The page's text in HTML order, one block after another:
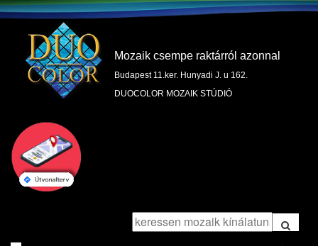
Mozaik csempe raktárról azonnal
Budapest 11.ker. Hunyadi J. u 162.
DUOCOLOR MOZAIK STÚDIÓ